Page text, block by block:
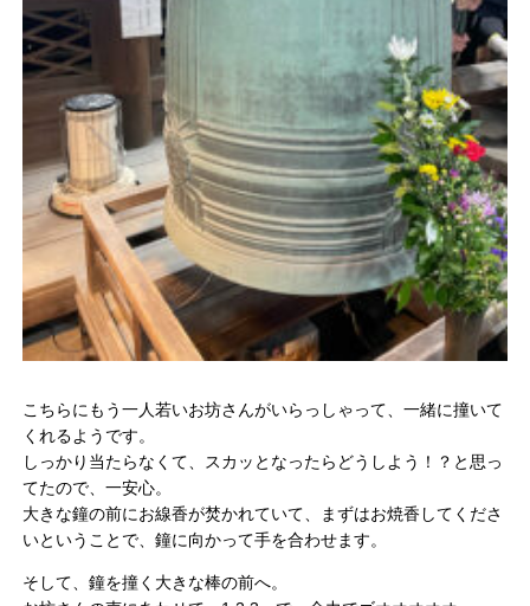
こちらにもう一人若いお坊さんがいらっしゃって、一緒に撞いて
くれるようです。
しっかり当たらなくて、スカッとなったらどうしよう！？と思っ
てたので、一安心。
大きな鐘の前にお線香が焚かれていて、まずはお焼香してくださ
いということで、鐘に向かって手を合わせます。
そして、鐘を撞く大きな棒の前へ。